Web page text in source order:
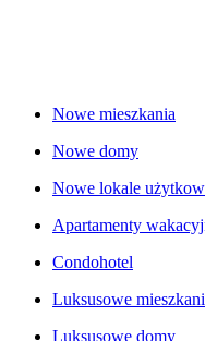
Nowe mieszkania
Nowe domy
Nowe lokale
Apartamenty
Condohotel
Luksusowe
Luksusowe domy